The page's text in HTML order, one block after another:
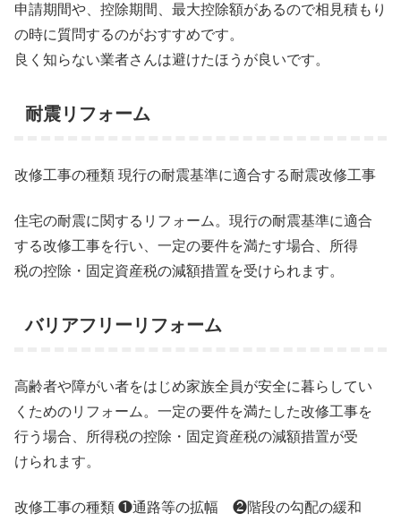
申請期間や、控除期間、最大控除額があるので相見積もり
の時に質問するのがおすすめです。
良く知らない業者さんは避けたほうが良いです。
耐震リフォーム
改修工事の種類 現行の耐震基準に適合する耐震改修工事
住宅の耐震に関するリフォーム。現行の耐震基準に適合
する改修工事を行い、一定の要件を満たす場合、所得
税の控除・固定資産税の減額措置を受けられます。
バリアフリーリフォーム
高齢者や障がい者をはじめ家族全員が安全に暮らしてい
くためのリフォーム。一定の要件を満たした改修工事を
行う場合、所得税の控除・固定資産税の減額措置が受
けられます。
改修工事の種類 ❶通路等の拡幅 ❷階段の勾配の緩和